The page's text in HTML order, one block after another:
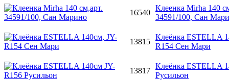
16540
Клеенка Mirha 140
34591/100, Сан
13815
Клеёнка ESTELLA
R154 Сен Мари
13817
Клеёнка ESTELLA
Русильон